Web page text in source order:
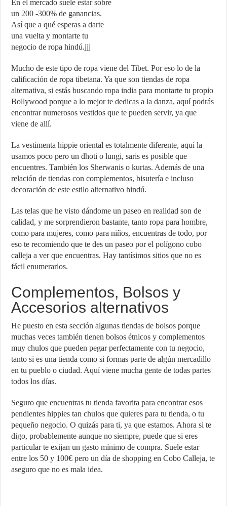
En el mercado suele estar sobre
un 200 -300% de ganancias.
Así que a qué esperas a darte
una vuelta y montarte tu
negocio de ropa hindú.jjj
Mucho de este tipo de ropa viene del Tibet. Por eso lo de la
calificación de ropa tibetana. Ya que son tiendas de ropa
alternativa, si estás buscando ropa india para montarte tu propio
Bollywood porque a lo mejor te dedicas a la danza, aquí podrás
encontrar numerosos vestidos que te pueden servir, ya que
viene de allí.
La vestimenta hippie oriental es totalmente diferente, aquí la
usamos poco pero un dhoti o lungi, saris es posible que
encuentres. También los Sherwanis o kurtas. Además de una
relación de tiendas con complementos, bisutería e incluso
decoración de este estilo alternativo hindú.
Las telas que he visto dándome un paseo en realidad son de
calidad, y me sorprendieron bastante, tanto ropa para hombre,
como para mujeres, como para niños, encuentras de todo, por
eso te recomiendo que te des un paseo por el polígono cobo
calleja a ver que encuentras. Hay tantísimos sitios que no es
fácil enumerarlos.
Complementos, Bolsos y
Accesorios alternativos
He puesto en esta sección algunas tiendas de bolsos porque
muchas veces también tienen bolsos étnicos y complementos
muy chulos que pueden pegar perfectamente con tu negocio,
tanto si es una tienda como si formas parte de algún mercadillo
en tu pueblo o ciudad. Aquí viene mucha gente de todas partes
todos los días.
Seguro que encuentras tu tienda favorita para encontrar esos
pendientes hippies tan chulos que quieres para tu tienda, o tu
pequeño negocio. O quizás para ti, ya que estamos. Ahora si te
digo, probablemente aunque no siempre, puede que si eres
particular te exijan un gasto mínimo de compra. Suele estar
entre los 50 y 100€ pero un día de shopping en Cobo Calleja, te
aseguro que no es mala idea.